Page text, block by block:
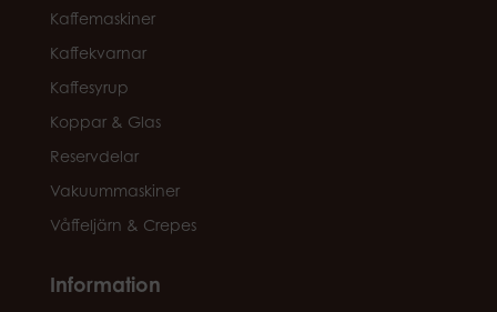
Kaffemaskiner
Kaffekvarnar
Kaffesyrup
Koppar & Glas
Reservdelar
Vakuummaskiner
Våffeljärn & Crepes
Information